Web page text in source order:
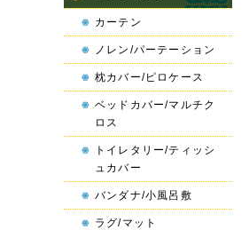
カーテン
ノレン/パーテーション
枕カバー/ピロケース
ベッドカバー/マルチク
ロス
トイレタリー/ティッシ
ュカバー
バンダナ/小風呂敷
ラグ/マット